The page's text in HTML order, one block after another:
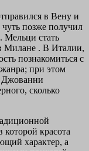
в Вену и
позже получил
Мельци стать
Милане . В Италии,
познакомиться с
при этом
Джованни
сколько
которой красота
характер, а